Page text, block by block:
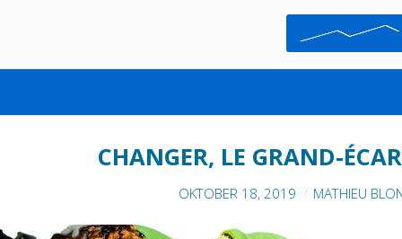
CHANGER, LE GRAND-
OKTOBER 18, 2019 MATHIEU